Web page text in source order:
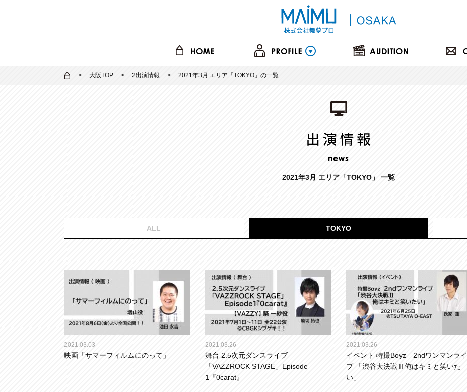
大阪TOP 2出演情報 2021年3月 エリア「TOKYO」の一覧
2021年3月 エリア「TOKYO」 一覧
ALL TOKYO
2021.03.03
映画「サマーフィルムにのって」
2021.03.26
舞台 2.5次元ダンスライブ
「VAZZROCK STAGE」Episode
1『0carat』
2021.03.26
イベント 特撮Boyz 2ndワンマンライ
ブ 「渋谷大決戦Ⅱ俺はキミと笑いた
い」